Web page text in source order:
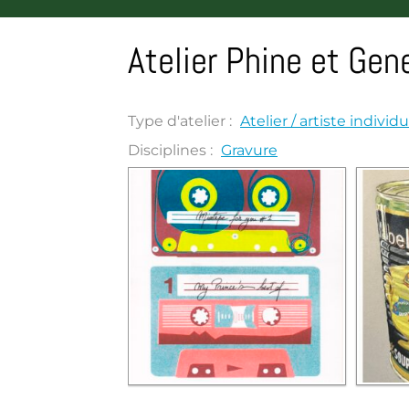
Atelier Phine et
Type d'atelier : Atelier / artiste
Disciplines : Gravure